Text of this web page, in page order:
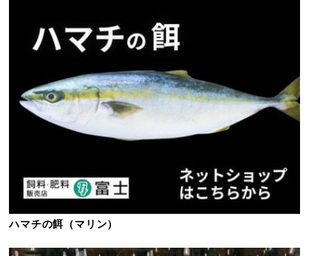
ハマチの餌（マリン）